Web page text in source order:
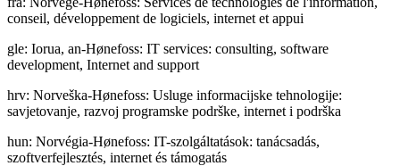
conseil, développement de logiciels, internet et appui
gle: Iorua, an-Hønefoss: IT services: consulting, software
development, Internet and support
hrv: Norveška-Hønefoss: Usluge informacijske tehnologije:
savjetovanje, razvoj programske podrške, internet i podrška
hun: Norvégia-Hønefoss: IT-szolgáltatások: tanácsadás,
szoftverfejlesztés, internet és támogatás